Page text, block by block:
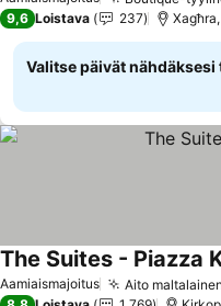
9,6 Loistava 237
Valitse päivät
Aamiaismajoitus Aito
The Suites - Piazza